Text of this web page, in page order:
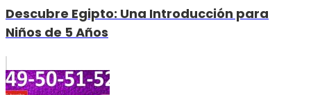
Descubre Egipto: Una Introducción para
Niños de 5 Años